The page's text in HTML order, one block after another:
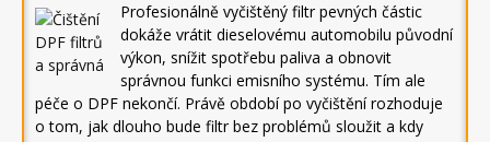
Profesionálně vyčištěný filtr pevných částic
dokáže vrátit dieselovému automobilu původní
výkon, snížit spotřebu paliva a obnovit
správnou funkci emisního systému. Tím ale
péče o DPF nekončí. Právě období po vyčištění rozhoduje
o tom, jak dlouho bude filtr bez problémů sloužit a kdy